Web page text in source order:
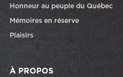
Honneur au peuple du Québec
Mémoires en réserve
Plaisirs
À PROPOS